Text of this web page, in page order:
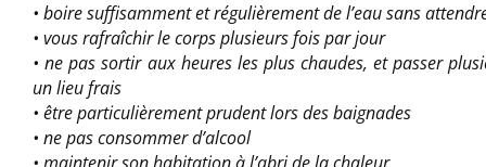
• boire suffisamment et régulièrement de l’eau sans
• vous rafraîchir le corps plusieurs fois par jour
• ne pas sortir aux heures les plus chaudes, et passer
un lieu frais
• être particulièrement prudent lors des baignades
• ne pas consommer d’alcool